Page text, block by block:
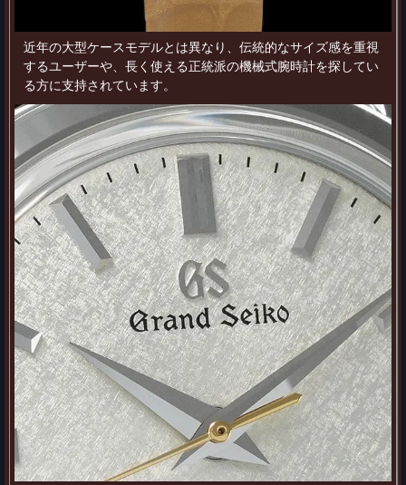
近年の大型ケースモデルとは異なり、伝統的なサイズ感を重視
するユーザーや、長く使える正統派の機械式腕時計を探してい
る方に支持されています。